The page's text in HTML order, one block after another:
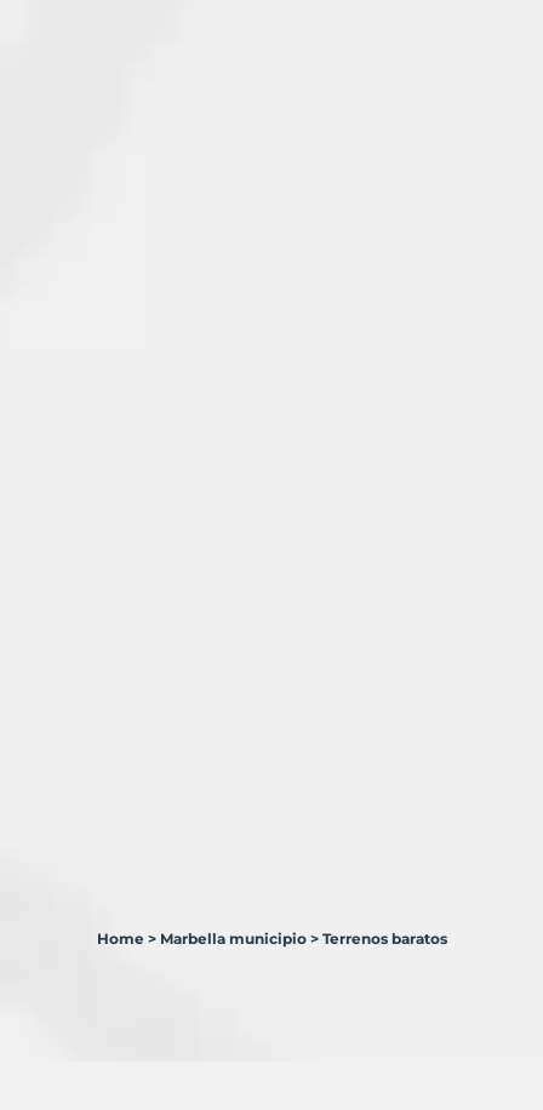
Home > Marbella municipio > Terrenos baratos